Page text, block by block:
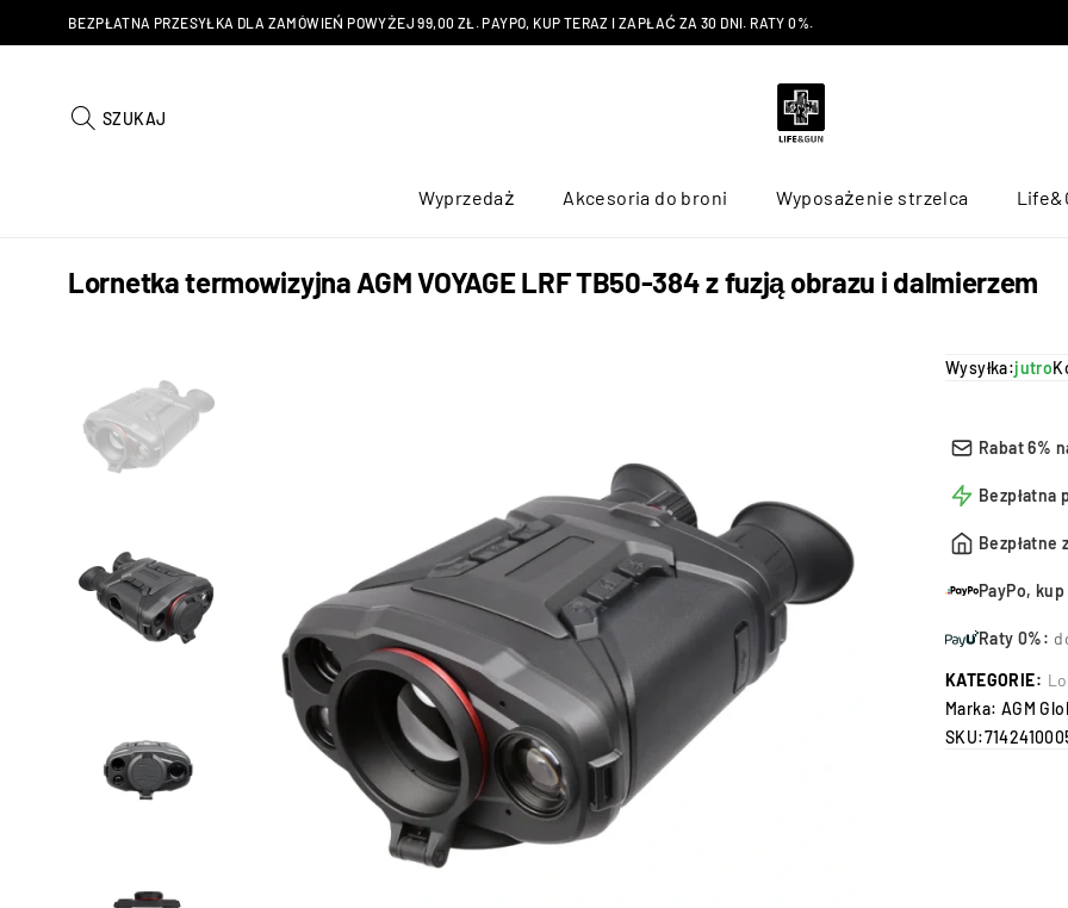
BEZPŁATNA PRZESYŁKA DLA ZAMÓWIEŃ POWYŻEJ 99,00 ZŁ. PAYPO, KUP TERAZ I ZAPŁAĆ ZA 30 DNI. RATY 0%.
SZUKAJ
Wyprzedaż Akcesoria do broni Wyposażenie strzelca
Lornetka termowizyjna AGM VOYAGE LRF TB50-384 z fuzją obrazu i dalmierzem
Wysyłka:jutro
Rabat 6%
Bezpłatna
Bezpłatne
PayPo,
Raty 0%:
KATEGORIE:
Marka: AGM
SKU: